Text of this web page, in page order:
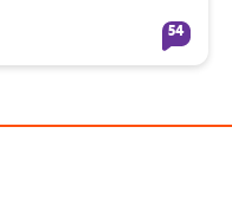
54